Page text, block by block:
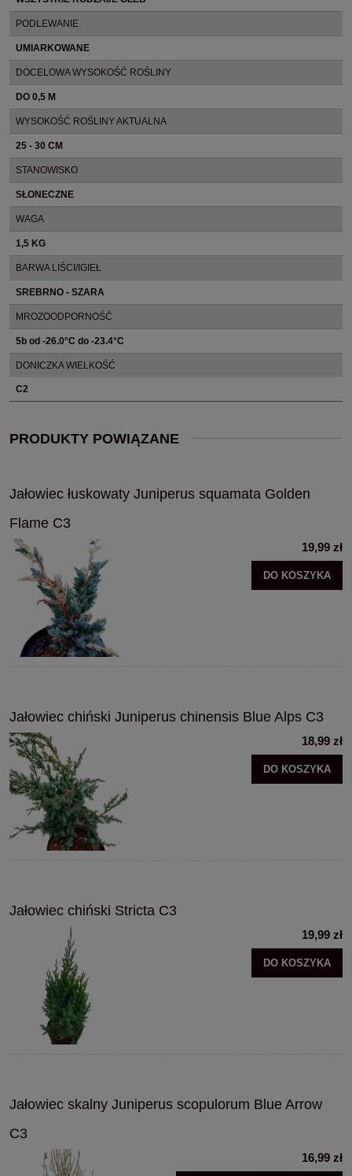
PODLEWANIE
UMIARKOWANE
DOCELOWA WYSOKOŚĆ ROŚLINY
DO 0,5 M
WYSOKOŚĆ ROŚLINY AKTUALNA
25 - 30 CM
STANOWISKO
SŁONECZNE
WAGA
1,5 KG
BARWA LIŚCI/IGIEŁ
SREBRNO - SZARA
MROZOODPORNOŚĆ
5b od -26.0°C do -23.4°C
DONICZKA WIELKOŚĆ
C2
PRODUKTY POWIĄZANE
Jałowiec łuskowaty Juniperus squamata Golden
Flame C3
19,99 zł
DO KOSZYKA
Jałowiec chiński Juniperus chinensis Blue Alps C3
18,99 zł
DO KOSZYKA
Jałowiec chiński Stricta C3
19,99 zł
DO KOSZYKA
Jałowiec skalny Juniperus scopulorum Blue Arrow
C3
16,99 zł